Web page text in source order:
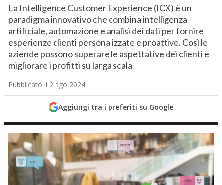
La Intelligence Customer Experience (ICX) è un
paradigma innovativo che combina intelligenza
artificiale, automazione e analisi dei dati per fornire
esperienze clienti personalizzate e proattive. Così le
aziende possono superare le aspettative dei clienti e
migliorare i profitti su larga scala
Pubblicato il 2 ago 2024
Aggiungi tra i preferiti su Google